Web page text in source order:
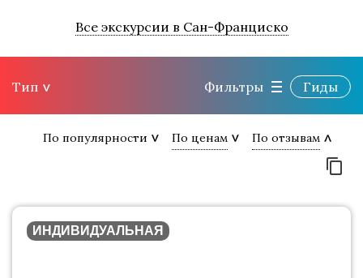
Все экскурсии в Сан-Франциско
Тип Фильтры Гиды
По популярности По ценам По отзывам
ИНДИВИДУАЛЬНАЯ